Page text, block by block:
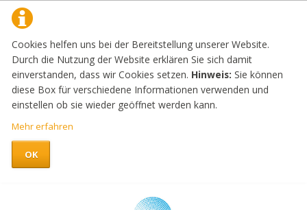
Cookies helfen uns bei der Bereitstellung unserer Website.
Durch die Nutzung der Website erklären Sie sich damit
einverstanden, dass wir Cookies setzen. Hinweis: Sie können
diese Box für verschiedene Informationen verwenden und
einstellen ob sie wieder geöffnet werden kann.
Mehr erfahren
OK